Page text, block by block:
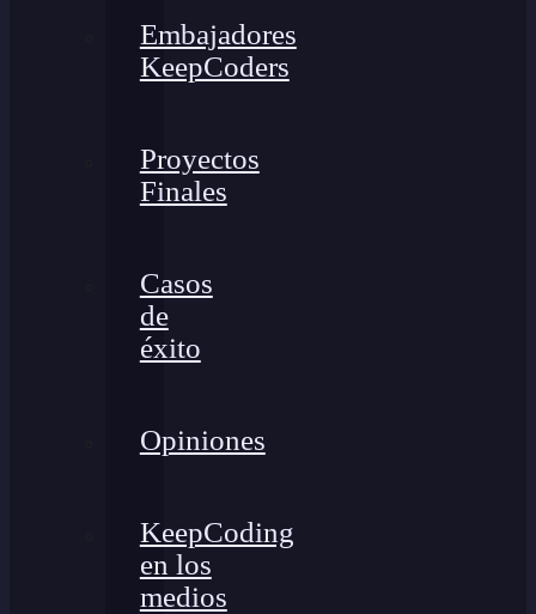
Embajadores
KeepCoders
Proyectos
Finales
Casos
de
éxito
Opiniones
KeepCoding
en los
medios